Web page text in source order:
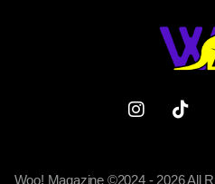
Woo! Magazine ©2024 - 2026 All